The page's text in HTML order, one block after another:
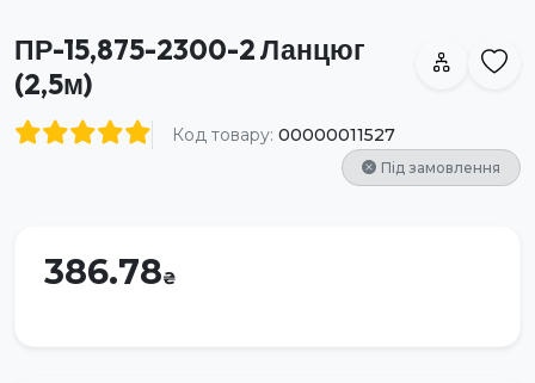
ПР-15,875-2300-2 Ланцюг
(2,5м)
Код товару: 00000011527
Під замовлення
386.78